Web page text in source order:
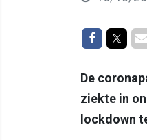
Delen op
De
ziekte in
lockdown